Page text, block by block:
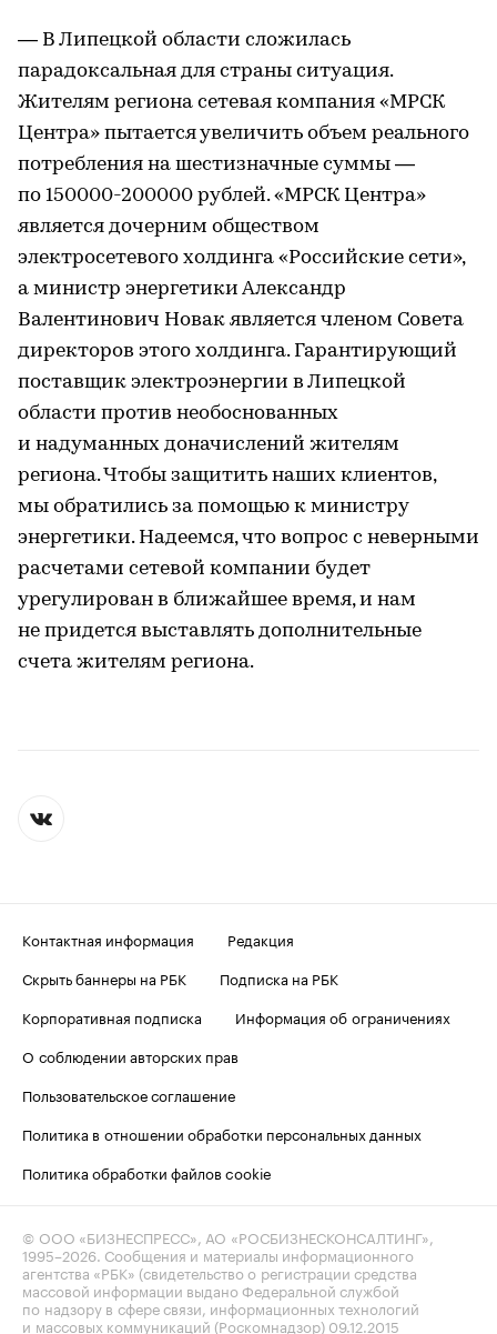
— В Липецкой области сложилась
парадоксальная для страны ситуация.
Жителям региона сетевая компания «МРСК
Центра» пытается увеличить объем реального
потребления на шестизначные суммы —
по 150000-200000 рублей. «МРСК Центра»
является дочерним обществом
электросетевого холдинга «Российские сети»,
а министр энергетики Александр
Валентинович Новак является членом Совета
директоров этого холдинга. Гарантирующий
поставщик электроэнергии в Липецкой
области против необоснованных
и надуманных доначислений жителям
региона. Чтобы защитить наших клиентов,
мы обратились за помощью к министру
энергетики. Надеемся, что вопрос с неверными
расчетами сетевой компании будет
урегулирован в ближайшее время, и нам
не придется выставлять дополнительные
счета жителям региона.
Контактная информация
Редакция
Скрыть баннеры на РБК
Подписка на РБК
Корпоративная подписка
Информация об ограничениях
О соблюдении авторских прав
Пользовательское соглашение
Политика в отношении обработки персональных данных
Политика обработки файлов cookie
© ООО «БИЗНЕСПРЕСС», АО «РОСБИЗНЕСКОНСАЛТИНГ»,
1995–2026. Сообщения и материалы информационного
агентства «РБК» (свидетельство о регистрации средства
массовой информации выдано Федеральной службой
по надзору в сфере связи, информационных технологий
и массовых коммуникаций (Роскомнадзор) 09.12.2015